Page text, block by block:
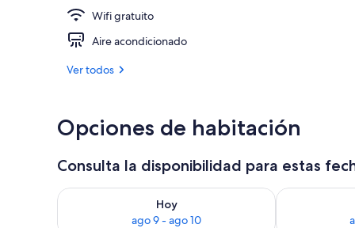
Wifi gratuito
Aire acondicionado
Ver todos
Opciones de habitación
Consulta la disponibilidad para estas
Hoy
ago 9 - ago 10
Consulta la disponibilidad para hoy ago 9 - ago 10
Consulta la